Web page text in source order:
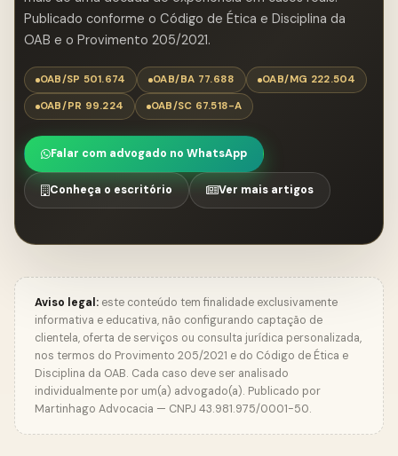
Publicado conforme o Código de Ética e Disciplina da
OAB e o Provimento 205/2021.
OAB/SP 501.674 OAB/BA 77.688
OAB/MG 222.504
OAB/PR 99.224
OAB/SC 67.518-A
Falar com advogado no WhatsApp
Conheça o escritório Ver mais artigos
Aviso legal: este conteúdo tem finalidade exclusivamente
informativa e educativa, não configurando captação de
clientela, oferta de serviços ou consulta jurídica personalizada,
nos termos do Provimento 205/2021 e do Código de Ética e
Disciplina da OAB. Cada caso deve ser analisado
individualmente por um(a) advogado(a). Publicado por
Martinhago Advocacia — CNPJ 43.981.975/0001-50.